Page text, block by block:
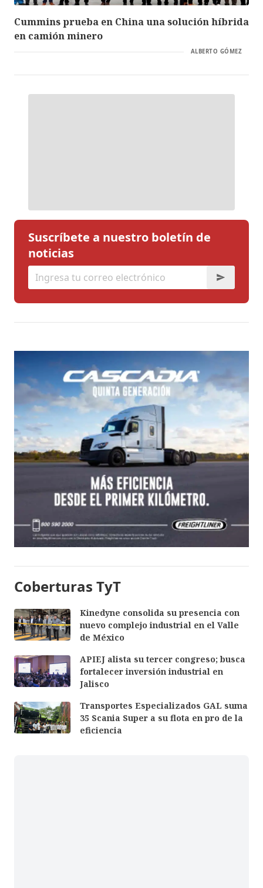
Cummins prueba en China una solución híbrida
en camión minero
ALBERTO GÓMEZ
Suscríbete a nuestro boletín de
noticias
Coberturas TyT
Kinedyne consolida su presencia con
nuevo complejo industrial en el Valle
de México
APIEJ alista su tercer congreso; busca
fortalecer inversión industrial en
Jalisco
Transportes Especializados GAL suma
35 Scania Super a su flota en pro de la
eficiencia